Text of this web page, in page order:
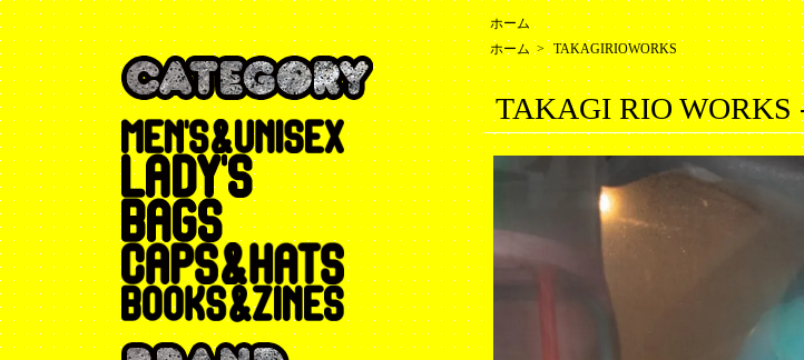
ホーム
ホーム > TAKAGIRIOWORKS
TAKAGI RIO WORKS